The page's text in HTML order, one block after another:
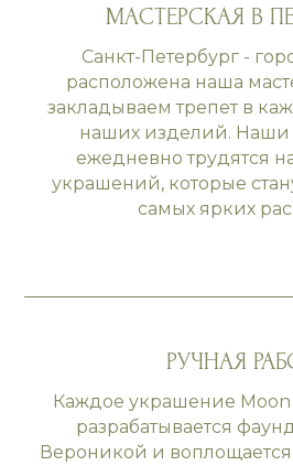
МАСТЕРСКАЯ В
Санкт-Петербург -
расположена наша
закладываем трепет в
наших изделий. Наши
ежедневно трудятся
украшений, которые
самых ярких
РУЧНАЯ
Каждое украшение Moon
разрабатывается
Вероникой и